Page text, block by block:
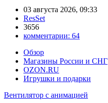
03 августа 2026, 09:33
ResSet
3656
комментарии: 64
Обзор
Магазины России и СНГ
OZON.RU
Игрушки и подарки
Вентилятор с анимацией